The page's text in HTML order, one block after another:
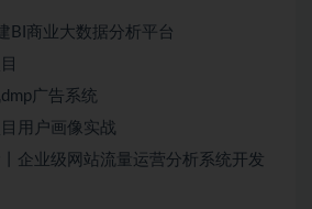
BI商业大数据分析平台
广告系统
用户画像实战
企业级网站流量运营分析系统开发